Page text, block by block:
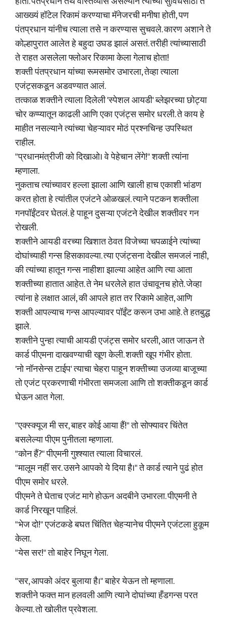
आख्ख्यं हॉटेल रिकामं करण्याचा मॅनेजरची मनीषा होती, पण
पंतप्रधान यांनीच त्याला तसे न करण्यास सुचवले. कारण अशाने ते
कोल्हापुरात आलेत हे बहुदा उघड झालं असतं. तरीही त्यांच्यासाठी
ते राहत असलेला फ्लोअर रिकामा केला गेलाच होता!
शक्ती पंतप्रधान यांच्या रूमसमोर उभारला, तेव्हा त्याला
एजंट्सकडून अडवण्यात आलं.
तत्काळ शक्तीने त्याला दिलेली 'स्पेशल आयडी' ब्लेझरच्या छोट्या
चोर कप्प्यातून काढली आणि एका एजंट्स समोर धरली. ते काय हे
माहीत नसल्याने त्यांच्या चेहऱ्यावर मोठं प्रश्नचिन्ह उपस्थित
राहील.
"प्रधानमंत्रीजी को दिखाओ। वे पेहेचान लेंगे!" शक्ती त्यांना
म्हणाला.
नुकताच त्यांच्यावर हल्ला झाला आणि खाली हाच एकाशी भांडण
करत होता हे त्यांतील एजंटने ओळखलं. त्याने पटकन शक्तीला
गनपॉईंटवर घेतलं. हे पाहून दुसऱ्या एजंटने देखील शक्तीवर गन
रोखली.
शक्तीने आयडी वरच्या खिशात ठेवत विजेच्या चपळाईने त्यांच्या
दोघांच्याही गन्स हिसकावल्या. त्या एजंट्सना देखील समजलं नाही,
की त्यांच्या हातून गन्स नाहीशा झाल्या आहेत आणि त्या आता
शक्तीच्या हातात आहेत. ते नेम धरलेले हात उंचावूनच होते. जेव्हा
त्यांना हे लक्षात आलं, की आपले हात तर रिकामे आहेत, आणि
शक्ती आपल्याच गन्स आपल्यावर पॉईंट करून उभा आहे. ते हतबुद्ध
झाले.
शक्तीने पुन्हा त्याची आयडी एजंट्स समोर धरली, आत जाऊन ते
कार्ड पीएमना दाखवण्याची खूण केली. शक्ती खूप गंभीर होता.
'नो नॉनसेन्स टाईप' त्याचा चेहरा पाहून शक्तीच्या उजव्या बाजूच्या
तो एजंट प्रकरणाची गंभीरता समजला आणि तो शक्तीकडून कार्ड
घेऊन आत गेला.
"एक्स्क्यूज मी सर, बाहर कोई आया हैं!" तो सोफ्यावर चिंतेत
बसलेल्या पीएम पुनीतला म्हणाला.
"कोन हैं?" पीएमनी गुश्श्यात त्याला विचारलं.
"मालूम नहीं सर. उसने आपको ये दिया है।" ते कार्ड त्याने पुढं होत
पीएम समोर धरले.
पीएमने ते घेताच एजंट मागे होऊन अदबीने उभारला. पीएमनी ते
कार्ड निरखून पाहिलं.
"भेज दो!" एजंटकडे बघत चिंतित चेहऱ्यानेच पीएमने एजंटला हुकूम
केला.
"येस सर!" तो बाहेर निघून गेला.
"सर, आपको अंदर बुलाया है।" बाहेर येऊन तो म्हणाला.
शक्तीने फक्त मान हलवली आणि त्याने दोघांच्या हँडगन्स परत
केल्या. तो खोलीत प्रवेशला.